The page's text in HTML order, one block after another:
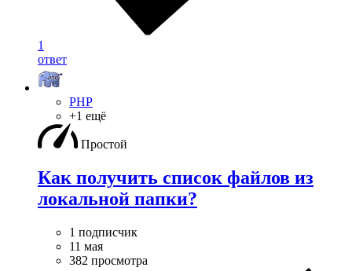
1
ответ
PHP
+1 ещё
Простой
Как получить список файлов из
локальной папки?
1 подписчик
11 мая
382 просмотра